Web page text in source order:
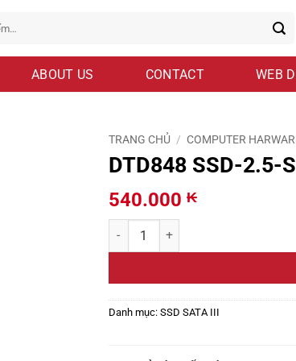
ABOUT US CONTACT WEB
TRANG CHỦ / COMPUTER
DTD848 SSD-2.5-
540.000 ₭
DTD848 SSD-2.5-Sata-256Gb-
Danh mục: SSD SATA III